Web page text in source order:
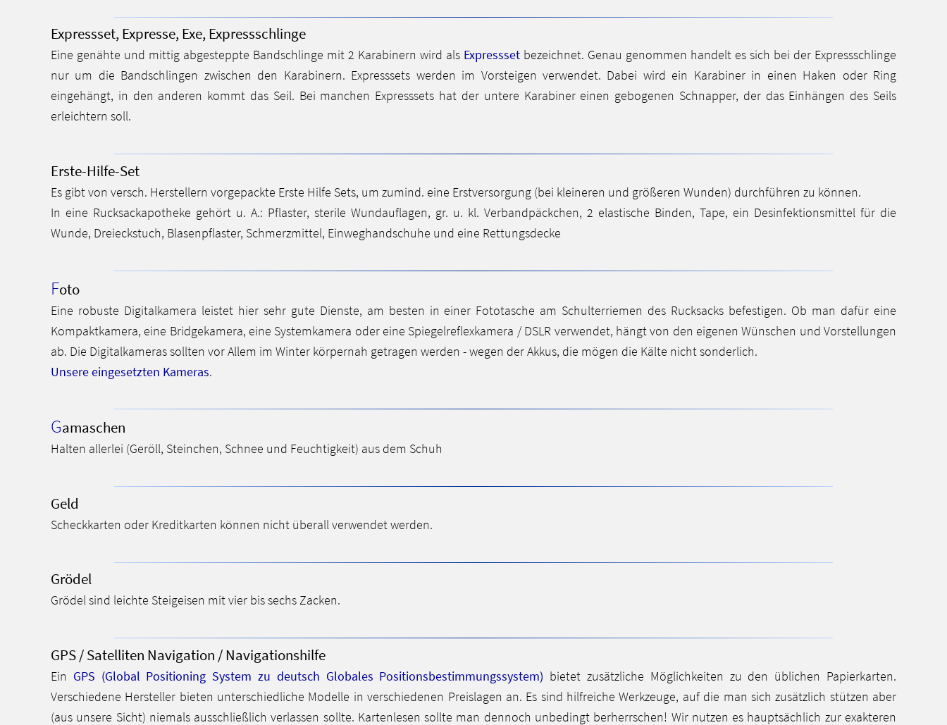
Expressset, Expresse, Exe, Expressschlinge
Eine genähte und mittig abgesteppte Bandschlinge mit 2 Karabinern wird als Expressset bezeichnet. Genau genommen handelt es sich bei der Expressschlinge
nur um die Bandschlingen zwischen den Karabinern. Expresssets werden im Vorsteigen verwendet. Dabei wird ein Karabiner in einen Haken oder Ring
eingehängt, in den anderen kommt das Seil. Bei manchen Expresssets hat der untere Karabiner einen gebogenen Schnapper, der das Einhängen des Seils
erleichtern soll.
Erste-Hilfe-Set
Es gibt von versch. Herstellern vorgepackte Erste Hilfe Sets, um zumind. eine Erstversorgung (bei kleineren und größeren Wunden) durchführen zu können.
In eine Rucksackapotheke gehört u. A.: Pflaster, sterile Wundauflagen, gr. u. kl. Verbandpäckchen, 2 elastische Binden, Tape, ein Desinfektionsmittel für die
Wunde, Dreieckstuch, Blasenpflaster, Schmerzmittel, Einweghandschuhe und eine Rettungsdecke
Foto
Eine robuste Digitalkamera leistet hier sehr gute Dienste, am besten in einer Fototasche am Schulterriemen des Rucksacks befestigen. Ob man dafür eine
Kompaktkamera, eine Bridgekamera, eine Systemkamera oder eine Spiegelreflexkamera / DSLR verwendet, hängt von den eigenen Wünschen und Vorstellungen
ab. Die Digitalkameras sollten vor Allem im Winter körpernah getragen werden - wegen der Akkus, die mögen die Kälte nicht sonderlich.
Unsere eingesetzten Kameras.
Gamaschen
Halten allerlei (Geröll, Steinchen, Schnee und Feuchtigkeit) aus dem Schuh
Geld
Scheckkarten oder Kreditkarten können nicht überall verwendet werden.
Grödel
Grödel sind leichte Steigeisen mit vier bis sechs Zacken.
GPS / Satelliten Navigation / Navigationshilfe
Ein GPS (Global Positioning System zu deutsch Globales Positionsbestimmungssystem) bietet zusätzliche Möglichkeiten zu den üblichen Papierkarten.
Verschiedene Hersteller bieten unterschiedliche Modelle in verschiedenen Preislagen an. Es sind hilfreiche Werkzeuge, auf die man sich zusätzlich stützen aber
(aus unsere Sicht) niemals ausschließlich verlassen sollte. Kartenlesen sollte man dennoch unbedingt berherrschen! Wir nutzen es hauptsächlich zur exakteren